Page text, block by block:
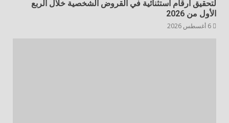
لتحقيق ارقام استثنائية في القروض الشخصية خلال الربع
الأول من 2026